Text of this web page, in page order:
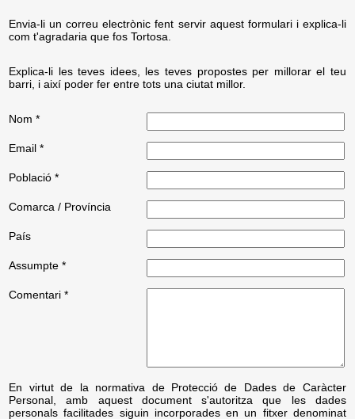
Envia-li un correu electrònic fent servir aquest formulari i explica-li
com t'agradaria que fos Tortosa.
Explica-li les teves idees, les teves propostes per millorar el teu
barri, i així poder fer entre tots una ciutat millor.
Nom *
Email *
Població *
Comarca / Província
País
Assumpte *
Comentari *
En virtut de la normativa de Protecció de Dades de Caràcter
Personal, amb aquest document s'autoritza que les dades
personals facilitades siguin incorporades en un fitxer denominat